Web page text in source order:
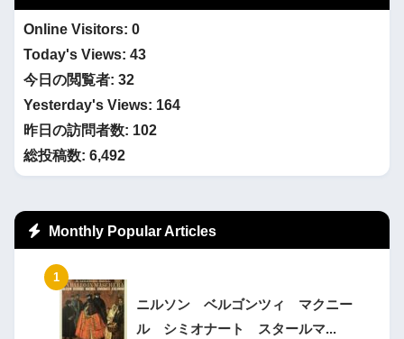
Online Visitors: 0
Today's Views: 43
今日の閲覧者: 32
Yesterday's Views: 164
昨日の訪問者数: 102
総投稿数: 6,492
Monthly Popular Articles
ニルソン ベルゴンツィ マクニー
ル シミオナート スタールマ...